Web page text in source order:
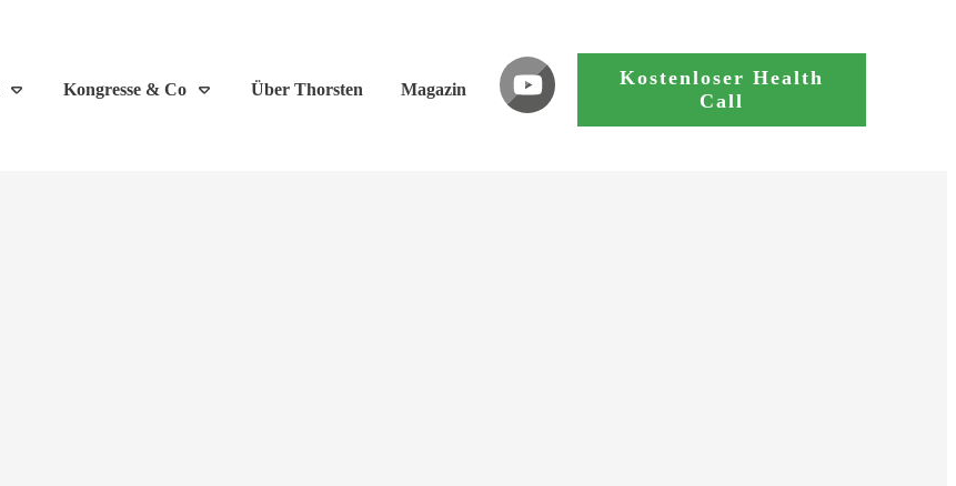
Kongresse & Co Über Thorsten Magazin
Kostenloser Health
Call